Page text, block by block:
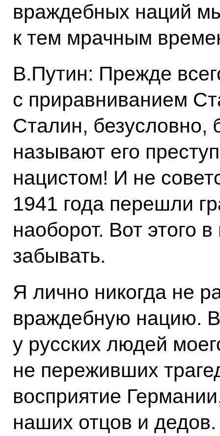
враждебных наций
к тем мрачным
В.Путин: Прежде
с приравниванием
Сталин, безусловно,
называют его
нацистом! И не
1941 года перешли
наоборот. Вот этого
забывать.
Я лично никогда не
враждебную нацию.
у русских людей
не переживших
восприятие
наших отцов и